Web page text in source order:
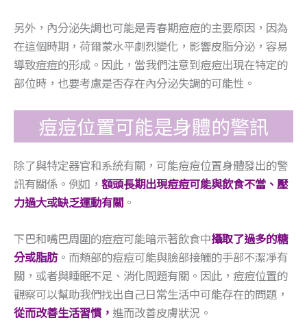
另外，內分泌失調也可能是青春期痘痘的主要原因，因為
在這個時期，荷爾蒙水平劇烈變化，影響皮脂分泌，容易
導致痘痘的形成。因此，當我們注意到痘痘出現在特定的
部位時，也要考慮是否存在內分泌失調的可能性。
痘痘位置可能是身體的警訊
除了與特定器官和系統有關，可能痘痘位置身體發出的警
訊有關係。例如， 額頭長期出現痘痘可能與飲食不當、壓
力過大或缺乏運動有關 。
下巴和嘴巴周圍的痘痘可能暗示著飲食中攝取了過多的糖
分或脂肪。而頰部的痘痘可能與臉部接觸的手部不潔凈有
關，或者與睡眠不足、消化問題有關。因此，痘痘位置的
觀察可以幫助我們找出自己日常生活中可能存在的問題，
從而改善生活習慣， 進而改善皮膚狀況。